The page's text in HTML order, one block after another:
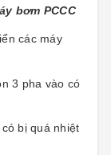
bơm PCCC
các máy
3 pha vào có
bị quá nhiệt